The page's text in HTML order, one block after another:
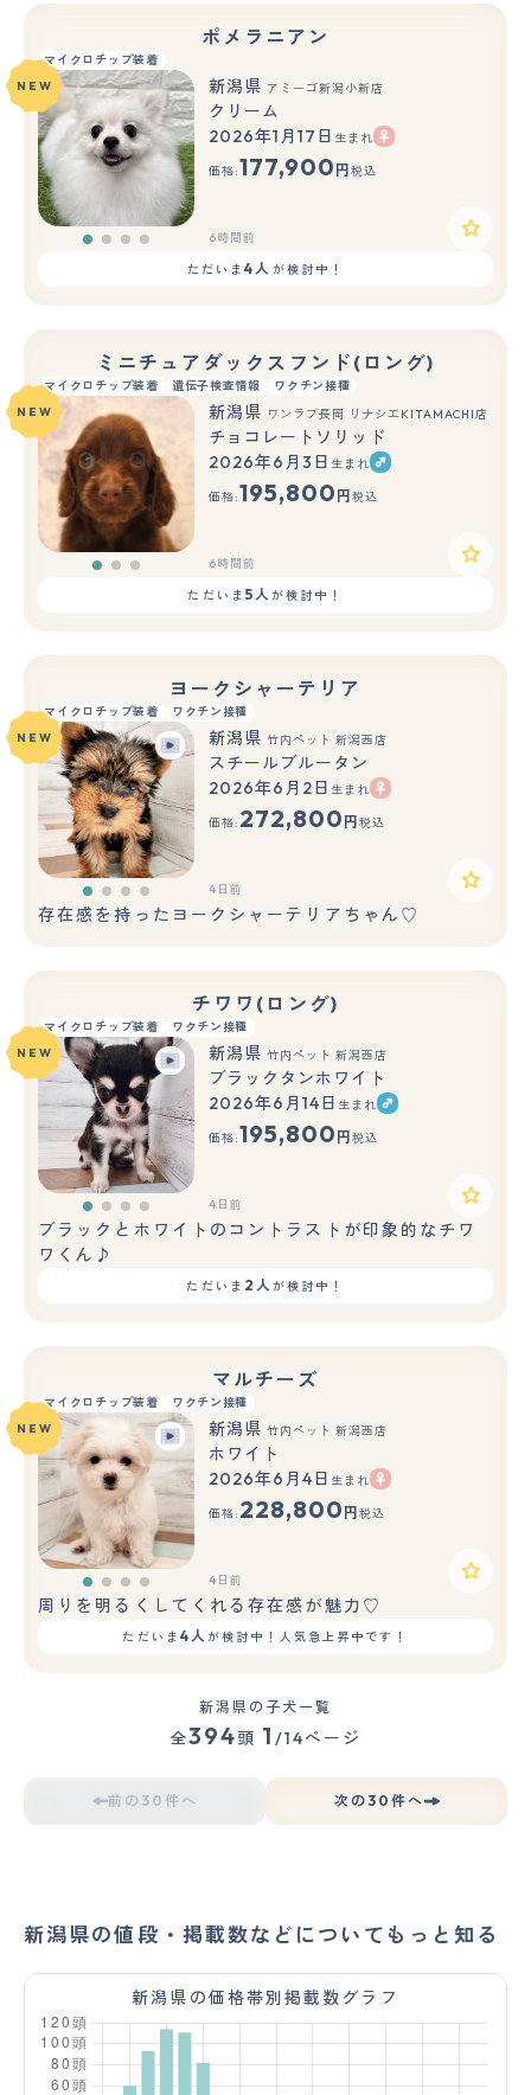
ポメラニアン
マイクロチップ装着
NEW
新潟県 アミーゴ新潟小新店
クリーム
2026年1月17日 生まれ
価格:177,900 円 税込
6時間前
ただいま4人 が検討中！
ミニチュアダックスフンド(ロング)
マイクロチップ装着 遺伝子検査情報 ワクチン接種
もっと見る
NEW 新潟県 ワンラブ長岡 リナシエKITAMACHI店
チョコレートソリッド
2026年6月3日 生まれ
価格:195,800 円 税込
6時間前
ただいま 5人が検討中！
ヨークシャーテリア
マイクロチップ装着
ワクチン接種
NEW
新潟県 竹内ペット 新潟西店
スチールブルータン
2026年6月2日 生まれ
価格: 272,800 円 税込
4日前
存在感を持ったヨークシャーテリアちゃん♡
チワワ(ロング)
マイクロチップ装着
ワクチン接種
NEW
新潟県 竹内ペット 新潟西店
ブラックタンホワイト
2026年6月14日 生まれ
価格:195,800 円 税込
4日前
ブラックとホワイトのコントラストが印象的なチワ
ワくん♪
ただいま 2人が検討中！
マルチーズ
マイクロチップ装着
ワクチン接種
NEW
新潟県 竹内ペット 新潟西店
ホワイト
2026年6月4日 生まれ
価格: 228,800 円 税込
4日前
周りを明るくしてくれる存在感が魅力♡
ただいま 4人が検討中！人気急上昇中です！
新潟県の子犬一覧
全394頭 1 /14ページ
前の30件へ 次の30件へ
新潟県の値段・掲載数などについてもっと知る
新潟県の価格帯別掲載数グラフ